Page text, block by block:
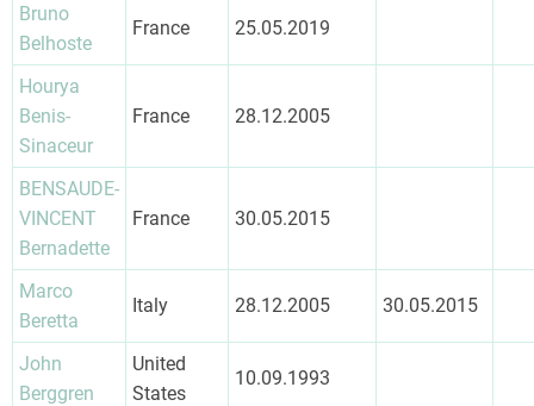
Bruno
Belhoste
France 25.05.2019
Hourya
Benis-
Sinaceur
France 28.12.2005
BENSAUDE-
VINCENT
Bernadette
France 30.05.2015
Marco
Beretta
Italy 28.12.2005 30.05.2015
John
Berggren
United
States
10.09.1993